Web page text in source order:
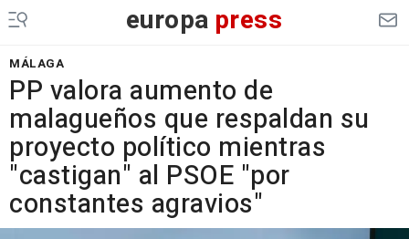
europa press
MÁLAGA
PP valora aumento de
malagueños que respaldan su
proyecto político mientras
"castigan" al PSOE "por
constantes agravios"